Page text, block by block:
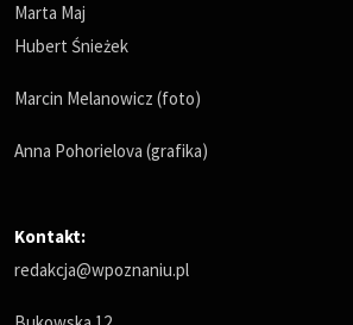
Marta Maj
Hubert Śnieżek
Marcin Melanowicz (foto)
Anna Pohorielova (grafika)
Kontakt:
redakcja@wpoznaniu.pl